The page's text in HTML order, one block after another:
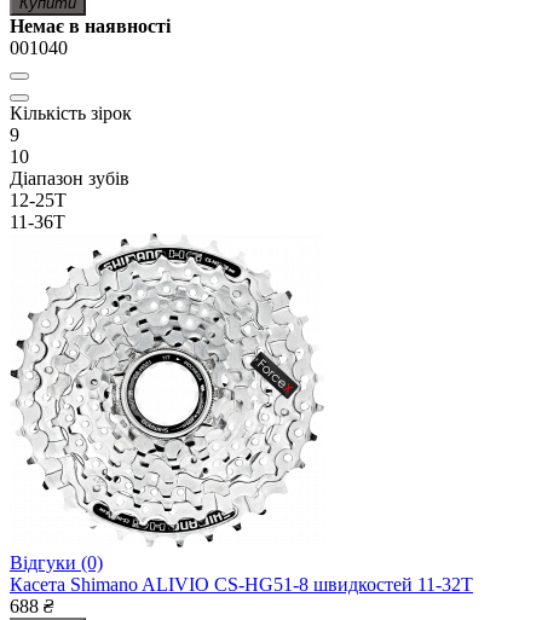
Немає в наявності
001040
Кількість зірок
9
10
Діапазон зубів
12-25T
11-36T
Відгуки (0)
Касета Shimano ALIVIO CS-HG51-8 швидкостей 11-32T
688 ₴